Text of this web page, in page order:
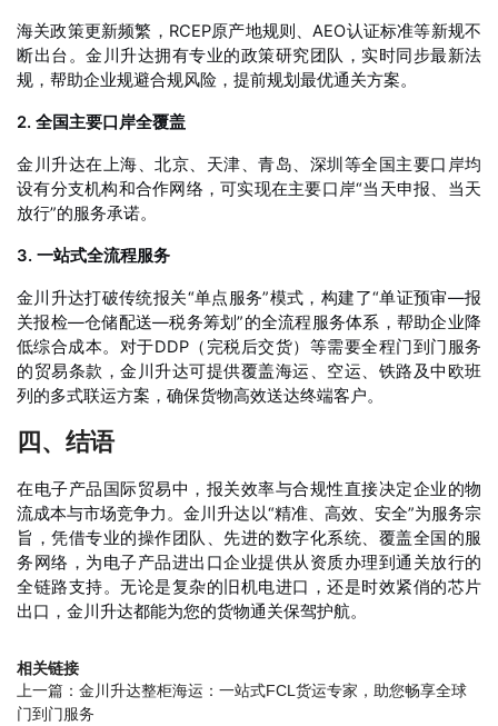
海关政策更新频繁，RCEP原产地规则、AEO认证标准等新规不
断出台。金川升达拥有专业的政策研究团队，实时同步最新法
规，帮助企业规避合规风险，提前规划最优通关方案。
2. 全国主要口岸全覆盖
金川升达在上海、北京、天津、青岛、深圳等全国主要口岸均
设有分支机构和合作网络，可实现在主要口岸“当天申报、当天
放行”的服务承诺。
3. 一站式全流程服务
金川升达打破传统报关“单点服务”模式，构建了“单证预审—报
关报检—仓储配送—税务筹划”的全流程服务体系，帮助企业降
低综合成本。对于DDP（完税后交货）等需要全程门到门服务
的贸易条款，金川升达可提供覆盖海运、空运、铁路及中欧班
列的多式联运方案，确保货物高效送达终端客户。
四、结语
在电子产品国际贸易中，报关效率与合规性直接决定企业的物
流成本与市场竞争力。金川升达以“精准、高效、安全”为服务宗
旨，凭借专业的操作团队、先进的数字化系统、覆盖全国的服
务网络，为电子产品进出口企业提供从资质办理到通关放行的
全链路支持。无论是复杂的旧机电进口，还是时效紧俏的芯片
出口，金川升达都能为您的货物通关保驾护航。
相关链接
上一篇： 金川升达整柜海运：一站式FCL货运专家，助您畅享全球
门到门服务